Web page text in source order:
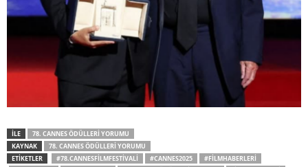
İLE
78. CANNES ÖDÜLLERI YORUMU
KAYNAK
78. CANNES ÖDÜLLERI YORUMU
ETİKETLER
#78.CANNESFILMFESTIVALI #CANNES2025
#FILMHABERLERI